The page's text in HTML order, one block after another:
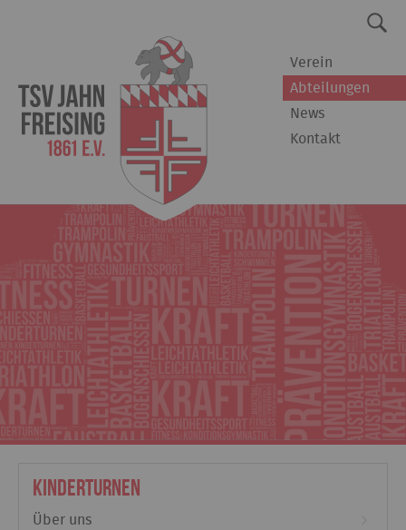
Verein
Abteilungen
News
Kontakt
Kinderturnen
Über uns